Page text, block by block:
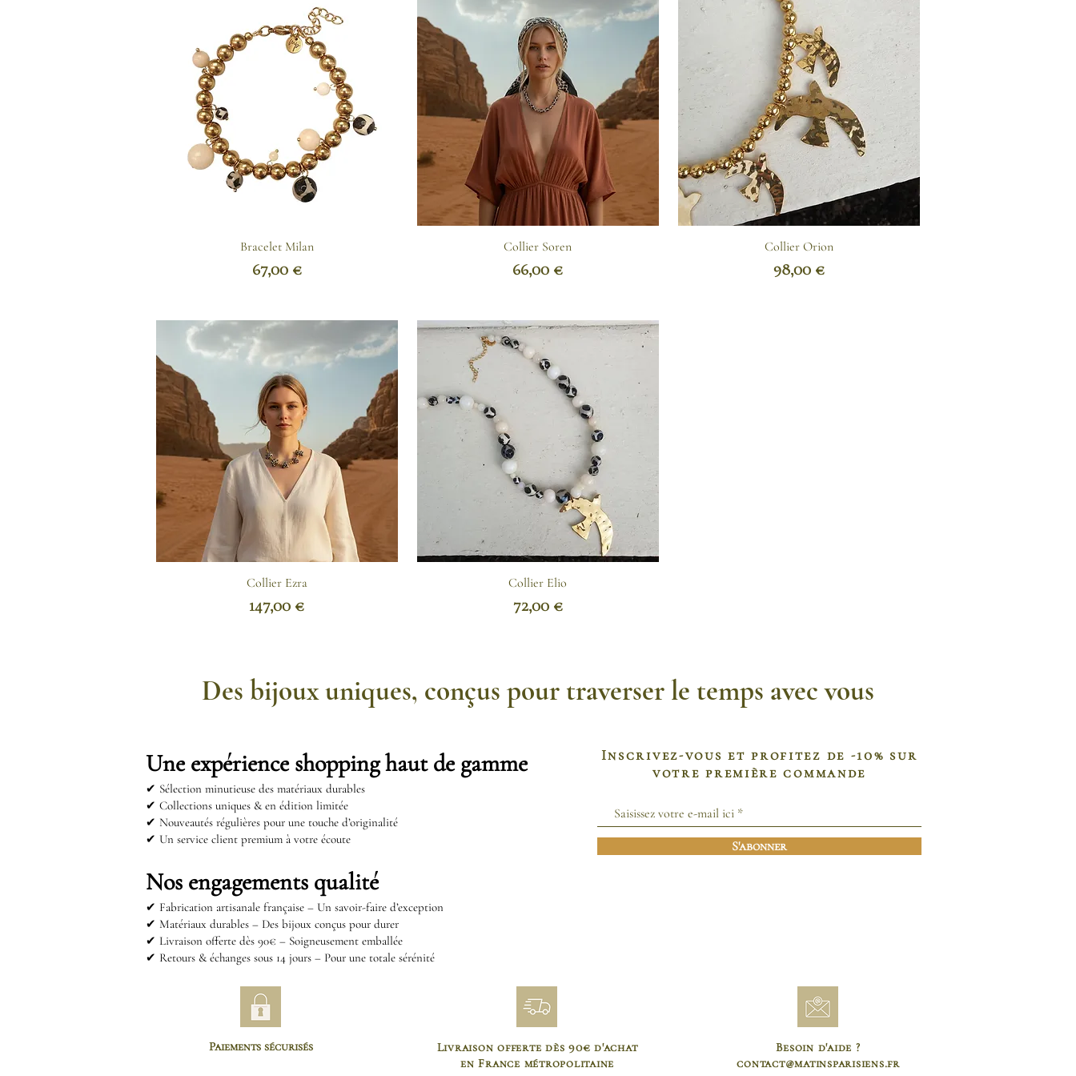
Bracelet Milan
Prix
67,00 €
Collier Soren
Prix
66,00 €
Collier Orion
Prix
98,00 €
Collier Ezra
Prix
147,00 €
Collier Elio
Prix
72,00 €
Des bijoux uniques, conçus pour traverser le temps avec vous
Inscrivez-vous et profitez de -10% sur
votre première commande
S'abonner
Une expérience shopping haut de gamme
✔ Sélection minutieuse des matériaux durables
✔ Collections uniques & en édition limitée
✔ Nouveautés régulières pour une touche d’originalité
✔ Un service client premium à votre écoute
Nos engagements qualité
✔ Fabrication artisanale française – Un savoir-faire d’exception
✔ Matériaux durables – Des bijoux conçus pour durer
✔ Livraison offerte dès 90€ – Soigneusement emballée
✔ Retours & échanges sous 14 jours – Pour une totale sérénité
Paiements sécurisés
Livraison offerte dès 90€ d'achat
en France métropolitaine
Besoin d'aide ?
contact@matinsparisiens.fr